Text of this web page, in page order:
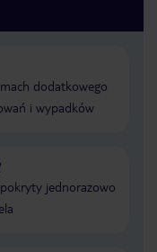
dodatkowego
i wypadków
jednorazowo